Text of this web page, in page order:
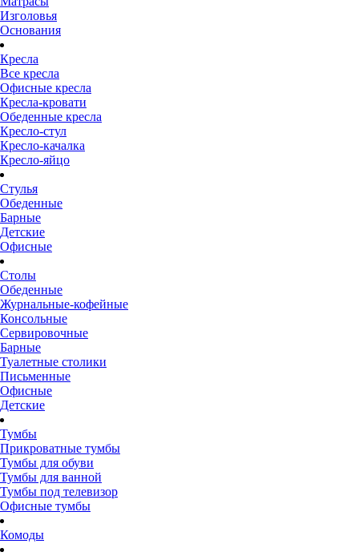
Изголовья
Основания
Кресла
Все кресла
Офисные кресла
Кресла-кровати
Обеденные кресла
Кресло-стул
Кресло-качалка
Кресло-яйцо
Стулья
Обеденные
Барные
Детские
Офисные
Столы
Обеденные
Журнальные-кофейные
Консольные
Сервировочные
Барные
Туалетные столики
Письменные
Офисные
Детские
Тумбы
Прикроватные тумбы
Тумбы для обуви
Тумбы для ванной
Тумбы под телевизор
Офисные тумбы
Комоды